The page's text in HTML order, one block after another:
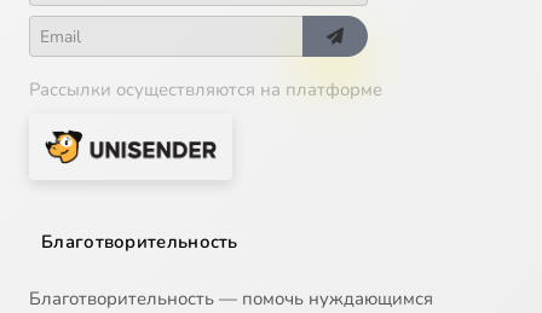
Рассылки осуществляются на платформе
Благотворительность
Благотворительность — помочь нуждающимся